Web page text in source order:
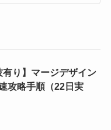
有り】マージデザイン
攻略手順（22日実